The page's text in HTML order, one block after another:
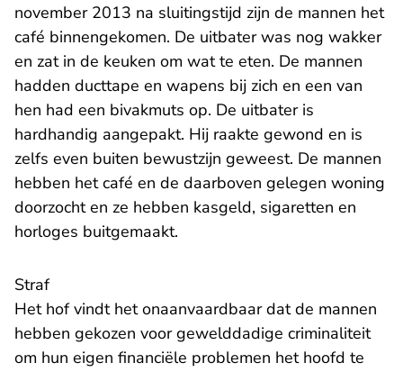
november 2013 na sluitingstijd zijn de mannen het
café binnengekomen. De uitbater was nog wakker
en zat in de keuken om wat te eten. De mannen
hadden ducttape en wapens bij zich en een van
hen had een bivakmuts op. De uitbater is
hardhandig aangepakt. Hij raakte gewond en is
zelfs even buiten bewustzijn geweest. De mannen
hebben het café en de daarboven gelegen woning
doorzocht en ze hebben kasgeld, sigaretten en
horloges buitgemaakt.
Straf
Het hof vindt het onaanvaardbaar dat de mannen
hebben gekozen voor gewelddadige criminaliteit
om hun eigen financiële problemen het hoofd te